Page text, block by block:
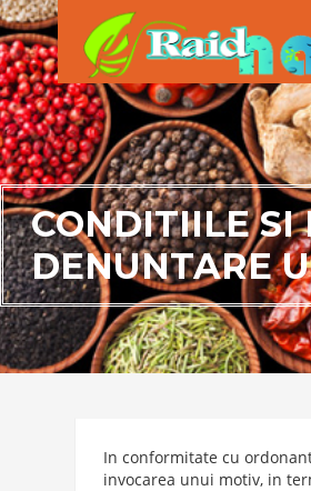
CONDITIILE SI
DENUNTARE
In conformitate cu
invocarea unui motiv, in